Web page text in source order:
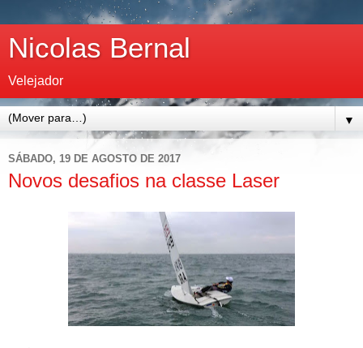
Nicolas Bernal
Velejador
▼
SÁBADO, 19 DE AGOSTO DE 2017
Novos desafios na classe Laser